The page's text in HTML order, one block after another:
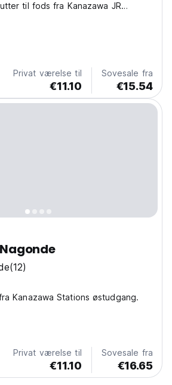
til fods fra Kanazawa JR
kro beliggende i et
shoppinggade, hvor rejsende fra
Privat værelse til
€11.10
Sovesale fra
€15.54
(12)
Kanazawa Stations østudgang.
Privat værelse til
€11.10
Sovesale fra
€16.65